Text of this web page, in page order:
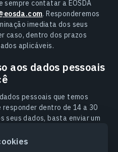
sempre contatar a EOSDA
. Responderemos
imediata dos seus
caso, dentro dos prazos
aplicáveis.
aos dados pessoais
pessoais que temos
dentro de 14 a 30
seus dados, basta enviar um
pedir-lhe informações